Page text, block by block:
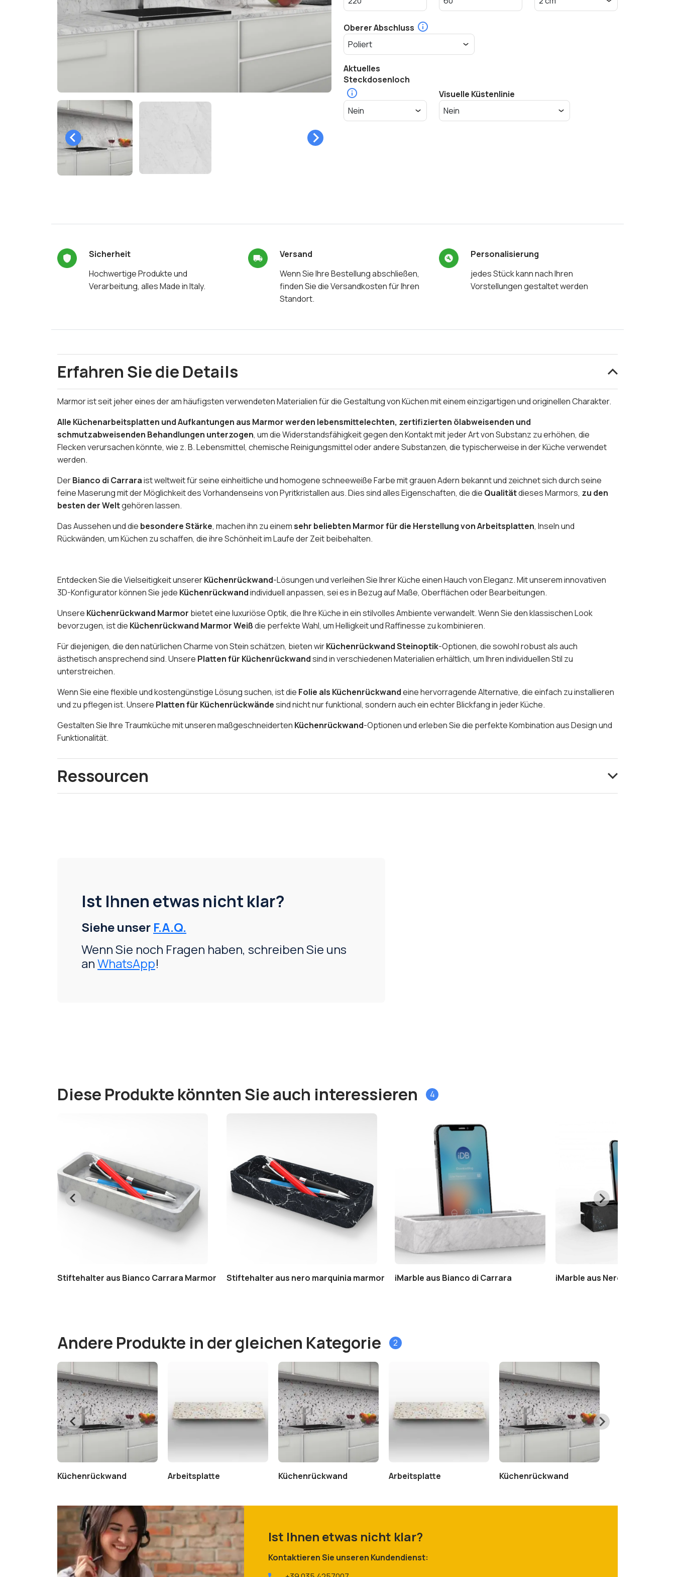
Oberer Abschluss
Aktuelles
Steckdosenloch
Visuelle Küstenlinie
Sicherheit
Hochwertige Produkte und
Verarbeitung, alles Made in Italy.
Versand
Wenn Sie Ihre Bestellung abschließen,
finden Sie die Versandkosten für Ihren
Standort.
Personalisierung
jedes Stück kann nach Ihren
Vorstellungen gestaltet werden
Erfahren Sie die Details
Marmor ist seit jeher eines der am häufigsten verwendeten Materialien für die Gestaltung von Küchen mit einem einzigartigen und originellen Charakter.
Alle Küchenarbeitsplatten und Aufkantungen aus Marmor werden lebensmittelechten, zertifizierten ölabweisenden und
schmutzabweisenden Behandlungen unterzogen, um die Widerstandsfähigkeit gegen den Kontakt mit jeder Art von Substanz zu erhöhen, die
Flecken verursachen könnte, wie z. B. Lebensmittel, chemische Reinigungsmittel oder andere Substanzen, die typischerweise in der Küche verwendet
werden.
DerBianco di Carraraist weltweit für seine einheitliche und homogene schneeweiße Farbe mit grauen Adern bekannt und zeichnet sich durch seine
feine Maserung mit der Möglichkeit des Vorhandenseins von Pyritkristallen aus. Dies sind alles Eigenschaften, die die Qualitätdieses Marmors, zu den
besten der Weltgehören lassen.
Das Aussehen und die besondere Stärke, machen ihn zu einemsehr beliebten Marmor für die Herstellung von Arbeitsplatten, Inseln und
Rückwänden, um Küchen zu schaffen, die ihre Schönheit im Laufe der Zeit beibehalten.
Entdecken Sie die Vielseitigkeit unsererKüchenrückwand-Lösungen und verleihen Sie Ihrer Küche einen Hauch von Eleganz. Mit unserem innovativen
3D-Konfigurator können Sie jede Küchenrückwandindividuell anpassen, sei es in Bezug auf Maße, Oberflächen oder Bearbeitungen.
Unsere Küchenrückwand Marmor bietet eine luxuriöse Optik, die Ihre Küche in ein stilvolles Ambiente verwandelt. Wenn Sie den klassischen Look
bevorzugen, ist die Küchenrückwand Marmor Weißdie perfekte Wahl, um Helligkeit und Raffinesse zu kombinieren.
Für diejenigen, die den natürlichen Charme von Stein schätzen, bieten wirKüchenrückwand Steinoptik-Optionen, die sowohl robust als auch
ästhetisch ansprechend sind. Unsere Platten für Küchenrückwandsind in verschiedenen Materialien erhältlich, um Ihren individuellen Stil zu
unterstreichen.
Wenn Sie eine flexible und kostengünstige Lösung suchen, ist die Folie als Küchenrückwandeine hervorragende Alternative, die einfach zu installieren
und zu pflegen ist. Unsere Platten für Küchenrückwändesind nicht nur funktional, sondern auch ein echter Blickfang in jeder Küche.
Gestalten Sie Ihre Traumküche mit unseren maßgeschneiderten Küchenrückwand-Optionen und erleben Sie die perfekte Kombination aus Design und
Funktionalität.
Ressourcen
Ist Ihnen etwas nicht klar?
Siehe unser F.A.Q.
Wenn Sie noch Fragen haben, schreiben Sie uns
anWhatsApp!
Diese Produkte könnten Sie auch interessieren 4
Stiftehalter aus Bianco Carrara Marmor Stiftehalter aus nero marquinia marmor iMarble aus Bianco di Carrara iMarble aus Nero Marquinia
Andere Produkte in der gleichen Kategorie 2
Küchenrückwand Arbeitsplatte Küchenrückwand Arbeitsplatte Küchenrückwand
Ist Ihnen etwas nicht klar?
Kontaktieren Sie unseren Kundendienst: